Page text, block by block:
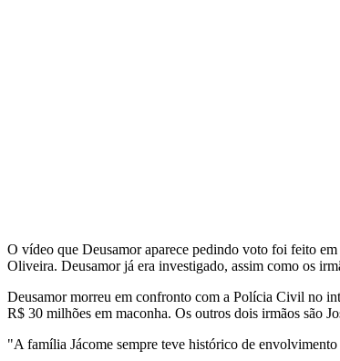
O vídeo que Deusamor aparece pedindo voto foi feito
Oliveira. Deusamor já era investigado, assim como os
Deusamor morreu em confronto com a Polícia Civil no
R$ 30 milhões em maconha. Os outros dois irmãos são
"A família Jácome sempre teve histórico de